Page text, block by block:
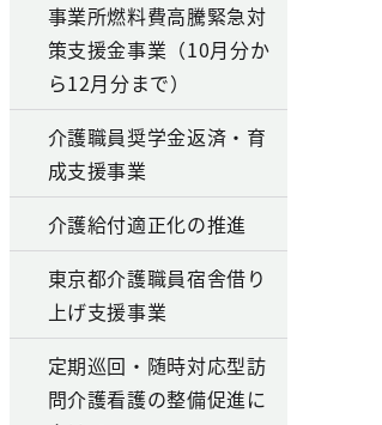
事業所燃料費高騰緊急対
策支援金事業（10月分か
ら12月分まで）
介護職員奨学金返済・育
成支援事業
介護給付適正化の推進
東京都介護職員宿舎借り
上げ支援事業
定期巡回・随時対応型訪
問介護看護の整備促進に